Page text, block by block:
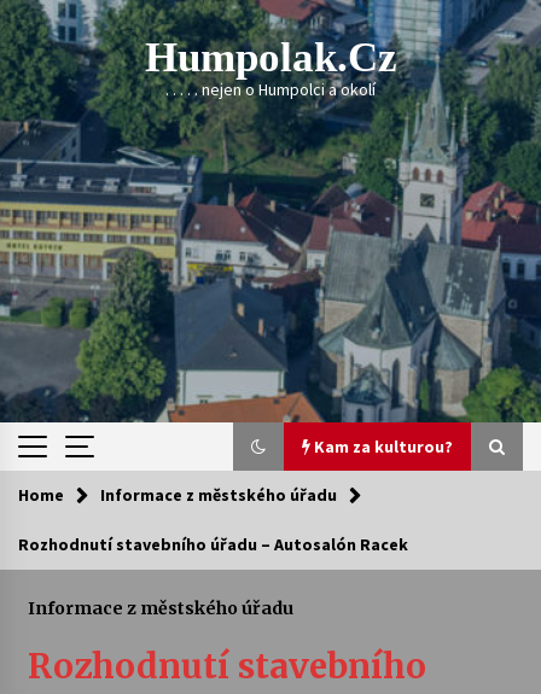
Skip
to
content
Humpolak.cz
. . . . . nejen o Humpolci a okolí
Kam za kulturou?
Kam za kulturou?
Sukuba Ensemble
Home Informace z městského úřadu
Rozhodnutí stavebního úřadu – Autosalón Racek
Informace z městského úřadu
Rozhodnutí stavebního